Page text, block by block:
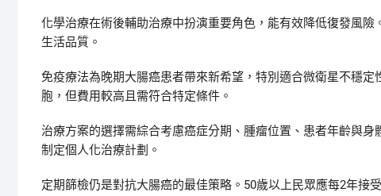
化學治療在術後輔助治療中扮演重要角色，能有效降低復發風
生活品質。
免疫療法為晚期大腸癌患者帶來新希望，特別適合微衛星不穩
胞，但費用較高且需符合特定條件。
治療方案的選擇需綜合考慮癌症分期、腫瘤位置、患者年齡與
制定個人化治療計劃。
定期篩檢仍是對抗大腸癌的最佳策略。50歲以上民眾應每2年接